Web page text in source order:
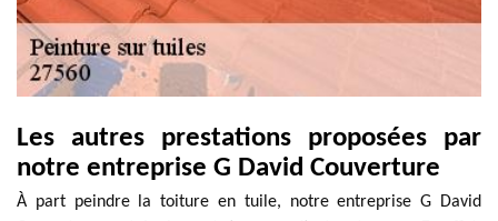
Les autres prestations proposées par
notre entreprise G David Couverture
À part peindre la toiture en tuile, notre entreprise G David